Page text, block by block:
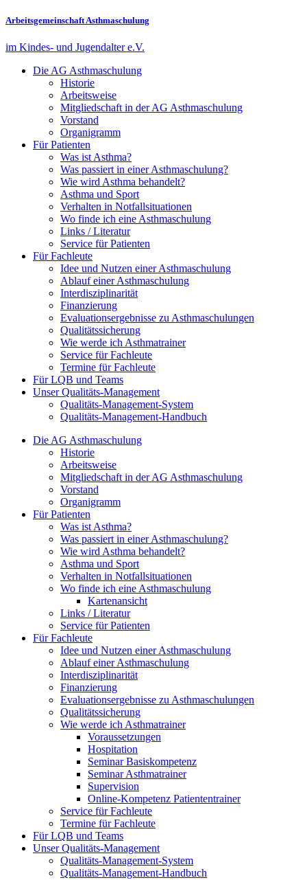
Arbeitsgemeinschaft Asthmaschulung
im Kindes- und Jugendalter e.V.
Die AG Asthmaschulung
Historie
Arbeitsweise
Mitgliedschaft in der AG Asthmaschulung
Vorstand
Organigramm
Für Patienten
Was ist Asthma?
Was passiert in einer Asthmaschulung?
Wie wird Asthma behandelt?
Asthma und Sport
Verhalten in Notfallsituationen
Wo finde ich eine Asthmaschulung
Links / Literatur
Service für Patienten
Für Fachleute
Idee und Nutzen einer Asthmaschulung
Ablauf einer Asthmaschulung
Interdisziplinarität
Finanzierung
Evaluationsergebnisse zu Asthmaschulungen
Qualitätssicherung
Wie werde ich Asthmatrainer
Service für Fachleute
Termine für Fachleute
Für LQB und Teams
Unser Qualitäts-Management
Qualitäts-Management-System
Qualitäts-Management-Handbuch
Die AG Asthmaschulung
Historie
Arbeitsweise
Mitgliedschaft in der AG Asthmaschulung
Vorstand
Organigramm
Für Patienten
Was ist Asthma?
Was passiert in einer Asthmaschulung?
Wie wird Asthma behandelt?
Asthma und Sport
Verhalten in Notfallsituationen
Wo finde ich eine Asthmaschulung
Kartenansicht
Links / Literatur
Service für Patienten
Für Fachleute
Idee und Nutzen einer Asthmaschulung
Ablauf einer Asthmaschulung
Interdisziplinarität
Finanzierung
Evaluationsergebnisse zu Asthmaschulungen
Qualitätssicherung
Wie werde ich Asthmatrainer
Voraussetzungen
Hospitation
Seminar Basiskompetenz
Seminar Asthmatrainer
Supervision
Online-Kompetenz Patiententrainer
Service für Fachleute
Termine für Fachleute
Für LQB und Teams
Unser Qualitäts-Management
Qualitäts-Management-System
Qualitäts-Management-Handbuch